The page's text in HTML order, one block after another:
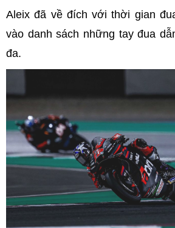
Aleix đã về đích với thời gian
vào danh sách những tay đua
đa.